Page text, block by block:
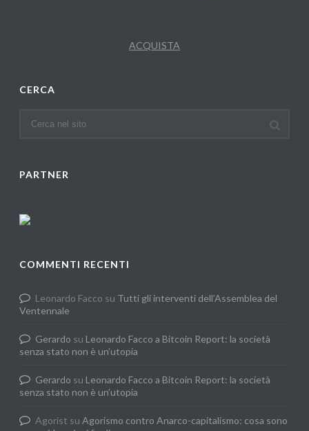
ACQUISTA
CERCA
PARTNER
COMMENTI RECENTI
Leonardo Facco su Tutti gli interventi dell’Assemblea del
Ventennale
Gerardo su Leonardo Facco a Bitcoin Report: la società
senza stato non è un’utopia
Gerardo su Leonardo Facco a Bitcoin Report: la società
senza stato non è un’utopia
Agorist suAgorismo contro Anarco-capitalismo: cosa sono